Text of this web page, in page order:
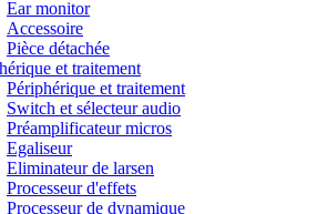
Ear monitor
Accessoire
Pièce détachée
et traitement
Périphérique et traitement
Switch et sélecteur audio
Préamplificateur micros
Egaliseur
Eliminateur de larsen
Processeur d'effets
Processeur de dynamique